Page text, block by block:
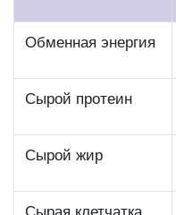
Обменная энергия
Сырой протеин
Сырой жир